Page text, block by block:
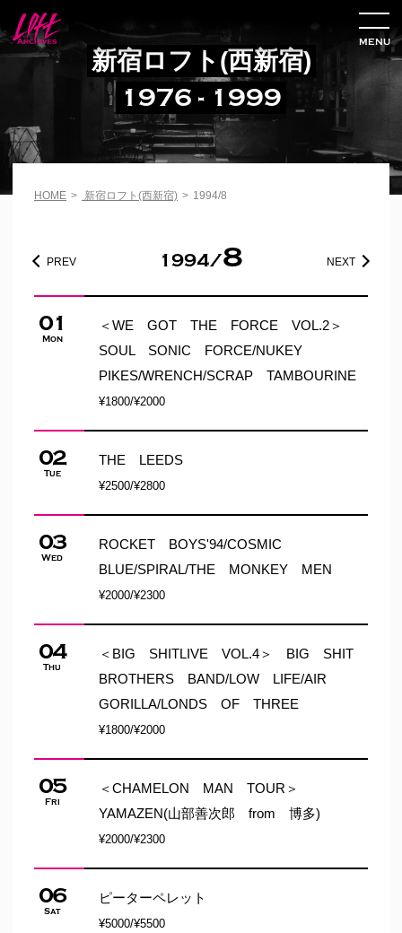
新宿ロフト(西新宿)
1976 - 1999
MENU
HOME > 新宿ロフト(西新宿) > 1994/8
1994/8 NEXT
PREV
01
Mon
＜WE GOT THE FORCE VOL.2＞
SOUL SONIC FORCE/NUKEY
PIKES/WRENCH/SCRAP TAMBOURINE
¥1800/¥2000
02
Tue
THE LEEDS
¥2500/¥2800
03
Wed
ROCKET BOYS'94/COSMIC
BLUE/SPIRAL/THE MONKEY MEN
¥2000/¥2300
04
Thu
＜BIG SHITLIVE VOL.4＞ BIG SHIT
BROTHERS BAND/LOW LIFE/AIR
GORILLA/LONDS OF THREE
¥1800/¥2000
05
Fri
＜CHAMELON MAN TOUR＞
YAMAZEN(山部善次郎 from 博多)
¥2000/¥2300
06
Sat
ピーターペレット
¥5000/¥5500